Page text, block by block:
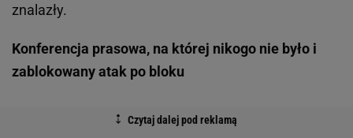
znalazły.
Konferencja prasowa, na której nikogo nie było i
zablokowany atak po bloku